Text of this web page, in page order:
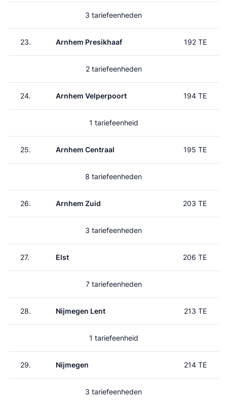
3 tariefeenheden
23. Arnhem Presikhaaf 192 TE
2 tariefeenheden
24. Arnhem Velperpoort 194 TE
1 tariefeenheid
25. Arnhem Centraal 195 TE
8 tariefeenheden
26. Arnhem Zuid 203 TE
3 tariefeenheden
27. Elst 206 TE
7 tariefeenheden
28. Nijmegen Lent 213 TE
1 tariefeenheid
29. Nijmegen 214 TE
3 tariefeenheden